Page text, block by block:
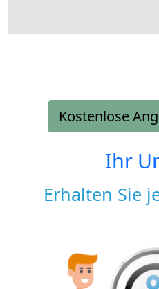
Kostenlose
Ihr
Erhalten Sie